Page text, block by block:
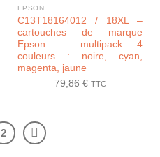
EPSON
C13T18164012 / 18XL –
cartouches de marque
Epson – multipack 4
couleurs : noire, cyan,
magenta, jaune
79,86 € TTC
2